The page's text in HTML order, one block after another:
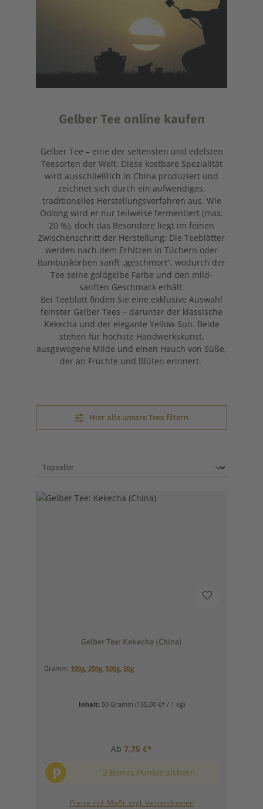
Gelber Tee online kaufen
Gelber Tee – eine der seltensten und edelsten
Teesorten der Welt. Diese kostbare Spezialität
wird ausschließlich in China produziert und
zeichnet sich durch ein aufwendiges,
traditionelles Herstellungsverfahren aus. Wie
Oolong wird er nur teilweise fermentiert (max.
20 %), doch das Besondere liegt im feinen
Zwischenschritt der Herstellung: Die Teeblätter
werden nach dem Erhitzen in Tüchern oder
Bambuskörben sanft „geschmort“, wodurch der
Tee seine goldgelbe Farbe und den mild-
sanften Geschmack erhält.
Bei Teeblatt finden Sie eine exklusive Auswahl
feinster Gelber Tees – darunter der klassische
Kekecha und der elegante Yellow Sun. Beide
stehen für höchste Handwerkskunst,
ausgewogene Milde und einen Hauch von Süße,
der an Früchte und Blüten erinnert.
Hier alle unsere Tees filtern
Gelber Tee: Kekecha (China)
Gramm: 100g, 250g, 500g, 50g
Inhalt: 50 Gramm (155,00 €* / 1 kg)
Ab 7,75 €*
P 2 Bonus Punkte sichern
Preise inkl. MwSt. zzgl. Versandkosten